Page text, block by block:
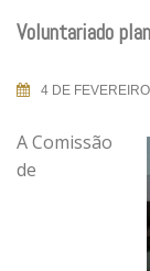
Voluntariado
4 DE
A Comissão
de